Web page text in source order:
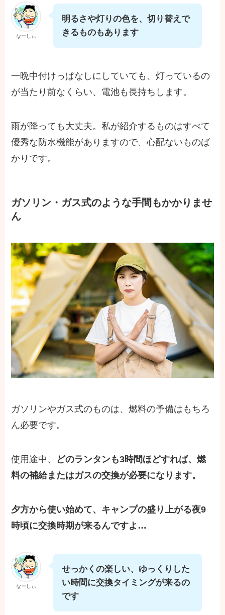
なーしぃ
明るさや灯りの色を、切り替えで
きるものもあります
一晩中付けっぱなしにしていても、灯っているの
が当たり前なくらい、電池も長持ちします。
雨が降っても大丈夫。私が紹介するものはすべて
優秀な防水機能がありますので、心配ないものば
かりです。
ガソリン・ガス式のような手間もかかりませ
ん
ガソリンやガス式のものは、燃料の予備はもちろ
ん必要です。
使用途中、
どのランタンも3時間ほどすれば、燃
料の補給またはガスの交換が必要になります。
夕方から使い始めて、キャンプの盛り上がる夜9
時頃に交換時期が来るんですよ…
なーしぃ
せっかくの楽しい、ゆっくりした
い時間に交換タイミングが来るの
です